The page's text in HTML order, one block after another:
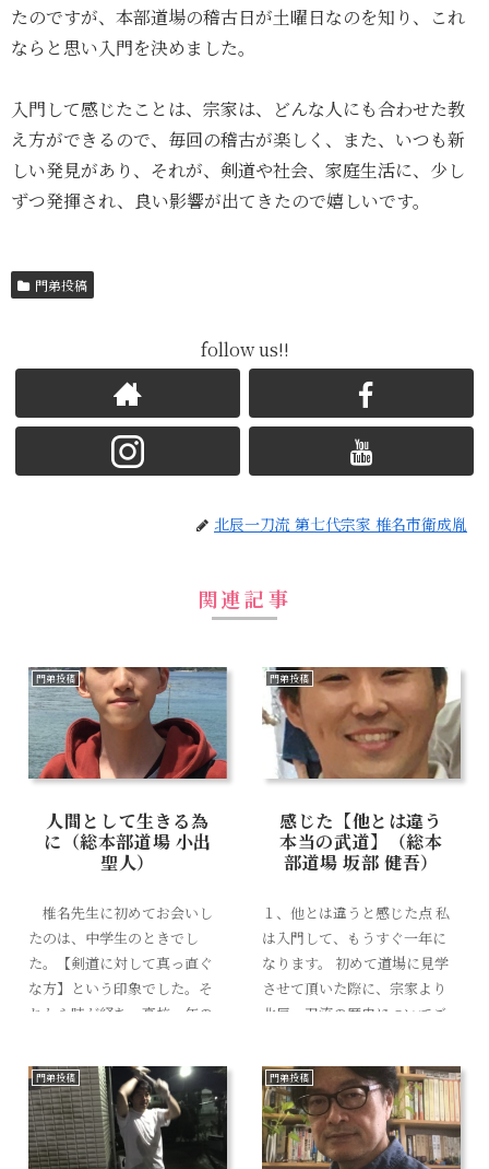
たのですが、本部道場の稽古日が土曜日なのを知り、これ
ならと思い入門を決めました。
入門して感じたことは、宗家は、どんな人にも合わせた教
え方ができるので、毎回の稽古が楽しく、また、いつも新
しい発見があり、それが、剣道や社会、家庭生活に、少し
ずつ発揮され、良い影響が出てきたので嬉しいです。
門弟投稿
follow us!!
北辰一刀流 第七代宗家 椎名市衛成胤
関連記事
門弟投稿
人間として生きる為
に（総本部道場 小出
聖人）
椎名先生に初めてお会いし
たのは、中学生のときでし
た。【剣道に対して真っ直ぐ
な方】という印象でした。そ
れから時が経ち、高校一年の
裂してしまい剣道から離れて
ました。 19歳の夏、市の広報
誌に掲載されていた、「...
門弟投稿
感じた【他とは違う
本当の武道】（総本
部道場 坂部 健吾）
１、他とは違うと感じた点 私
は入門して、もうすぐ一年に
なります。 初めて道場に見学
させて頂いた際に、宗家より
北辰一刀流の歴史についてご
したのと同時に、稽古の雰囲
気や、門弟の方々の人間性を
見て、この道...
門弟投稿 門弟投稿